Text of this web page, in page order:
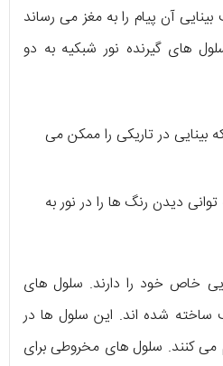
آن پیام را به مغز می رساند
های گیرنده نور شبکیه به دو
بینایی در تاریکی را ممکن می
دیدن رنگ ها را در نور به
خاص خود را دارند. سلول های
ساخته شده اند. این سلول ها در
می کنند. سلول های مخروطی برای